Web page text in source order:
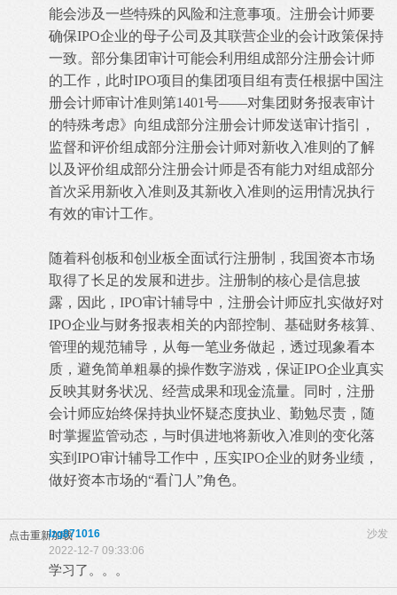
能会涉及一些特殊的风险和注意事项。注册会计师要
确保IPO企业的母子公司及其联营企业的会计政策保持
一致。部分集团审计可能会利用组成部分注册会计师
的工作，此时IPO项目的集团项目组有责任根据中国注
册会计师审计准则第1401号——对集团财务报表审计
的特殊考虑》向组成部分注册会计师发送审计指引，
监督和评价组成部分注册会计师对新收入准则的了解
以及评价组成部分注册会计师是否有能力对组成部分
首次采用新收入准则及其新收入准则的运用情况执行
有效的审计工作。
随着科创板和创业板全面试行注册制，我国资本市场
取得了长足的发展和进步。注册制的核心是信息披
露，因此，IPO审计辅导中，注册会计师应扎实做好对
IPO企业与财务报表相关的内部控制、基础财务核算、
管理的规范辅导，从每一笔业务做起，透过现象看本
质，避免简单粗暴的操作数字游戏，保证IPO企业真实
反映其财务状况、经营成果和现金流量。同时，注册
会计师应始终保持执业怀疑态度执业、勤勉尽责，随
时掌握监管动态，与时俱进地将新收入准则的变化落
实到IPO审计辅导工作中，压实IPO企业的财务业绩，
做好资本市场的“看门人”角色。
点击重新加载 沙发
lzg871016
2022-12-7 09:33:06
学习了。。。